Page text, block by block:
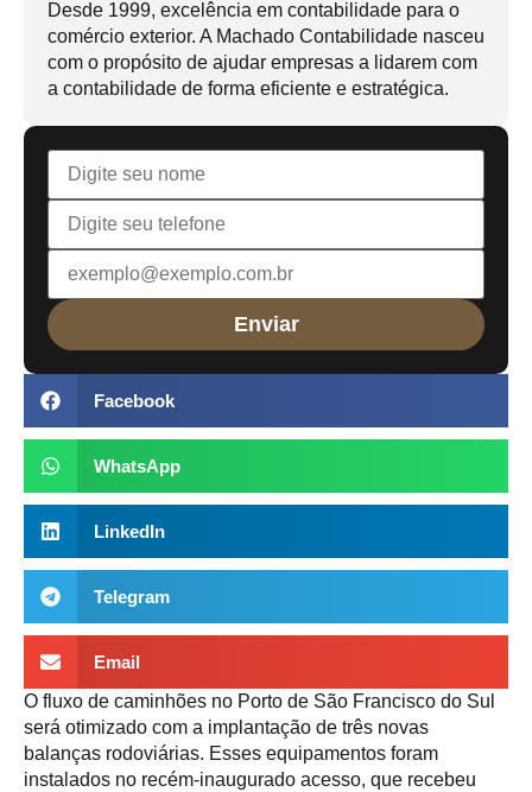
Desde 1999, excelência em contabilidade para o
comércio exterior. A Machado Contabilidade nasceu
com o propósito de ajudar empresas a lidarem com
a contabilidade de forma eficiente e estratégica.
Facebook
WhatsApp
LinkedIn
Telegram
Email
O fluxo de caminhões no Porto de São Francisco do Sul
será otimizado com a implantação de três novas
balanças rodoviárias. Esses equipamentos foram
instalados no recém-inaugurado acesso, que recebeu